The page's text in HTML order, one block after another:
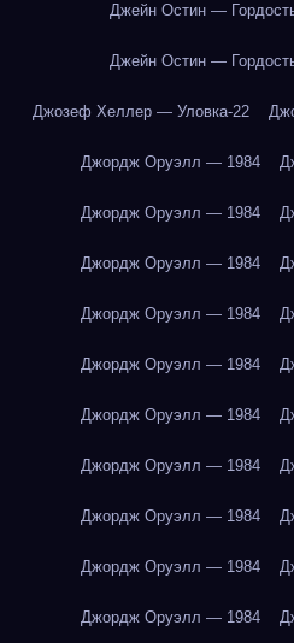
Джейн Остин —
Джейн Остин —
Джозеф Хеллер — Уловка-22
Джордж Оруэлл — 1984
Джордж Оруэлл — 1984
Джордж Оруэлл — 1984
Джордж Оруэлл — 1984
Джордж Оруэлл — 1984
Джордж Оруэлл — 1984
Джордж Оруэлл — 1984
Джордж Оруэлл — 1984
Джордж Оруэлл — 1984
Джордж Оруэлл — 1984